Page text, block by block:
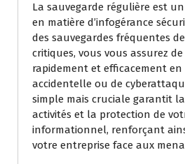
La sauvegarde régulière est
en matière d’infogérance
des sauvegardes fréquentes
critiques, vous vous assurez
rapidement et efficacement en
accidentelle ou de
simple mais cruciale garantit
activités et la protection de
informationnel, renforçant
votre entreprise face aux